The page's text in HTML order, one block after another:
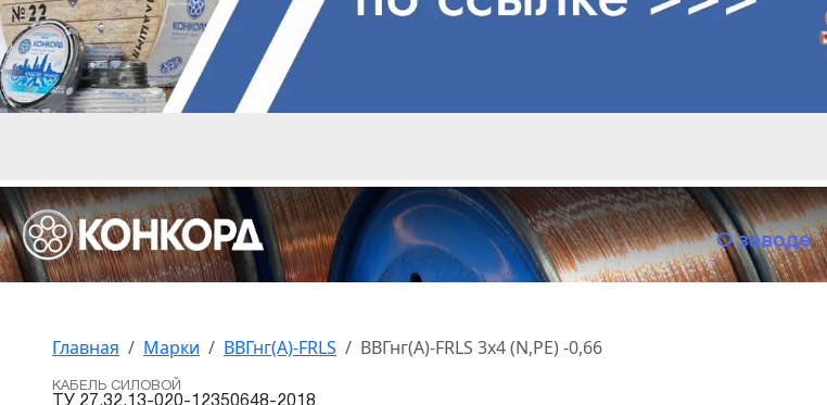
О заводе
Главная Марки ВВГнг(А)-FRLS ВВГнг(А)-FRLS 3х4 (N,PE) -0,66
КАБЕЛЬ СИЛОВОЙ
ТУ 27.32.13-020-12350648-2018